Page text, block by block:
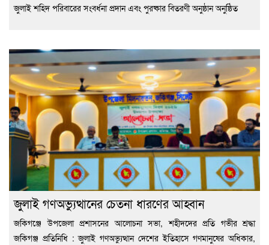
জুলাই শহিদ পরিবারের সংবর্ধনা প্রদান এবং পুরষ্কার বিতরণী অনুষ্ঠান অনুষ্ঠিত
জুলাই গণঅভ্যুত্থানের চেতনা ধারণের আহ্বান
জকিগঞ্জে উপজেলা প্রশাসনের আলোচনা সভা, শহীদদের প্রতি গভীর শ্রদ্ধা
জকিগঞ্জ প্রতিনিধি : জুলাই গণঅভ্যুত্থান দেশের ইতিহাসে গণমানুষের অধিকার,